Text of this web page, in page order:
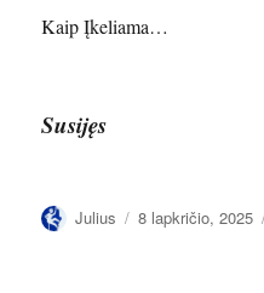
Kaip Įkeliama…
Susijęs
Autorius
Julius Paskelbta
8 lapkričio, 2025